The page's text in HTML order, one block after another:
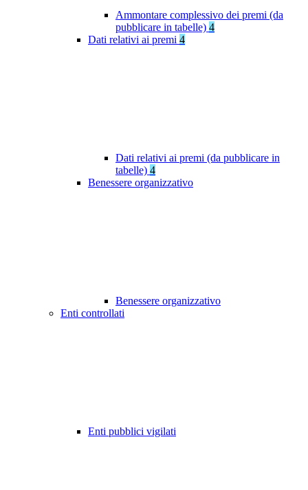
Ammontare complessivo dei premi (da
pubblicare in tabelle) 4
Dati relativi ai premi 4
Dati relativi ai premi (da pubblicare in
tabelle) 4
Benessere organizzativo
Benessere organizzativo
Enti controllati
Enti pubblici vigilati